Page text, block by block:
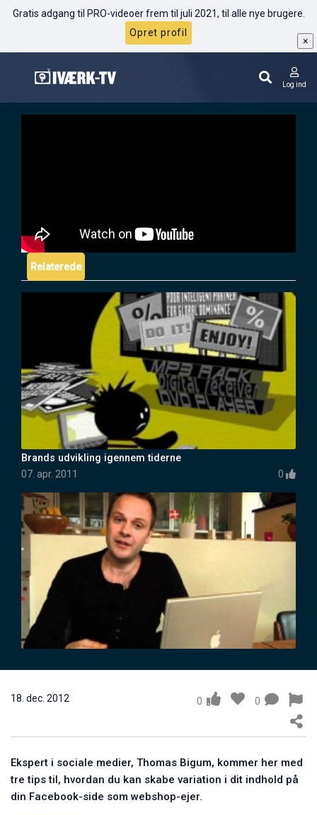
Gratis adgang til PRO-videoer frem til juli 2021, til alle nye brugere.
Opret profil
×
Log ind
Thomas Bigum: Sådan skaber du
variation på Facebook
Relaterede
Brands udvikling igennem tiderne
07. apr. 2011 0
24. maj 2011 0
18. dec. 2012 0 0
Ekspert i sociale medier, Thomas Bigum, kommer her med
tre tips til, hvordan du kan skabe variation i dit indhold på
din Facebook-side som webshop-ejer.